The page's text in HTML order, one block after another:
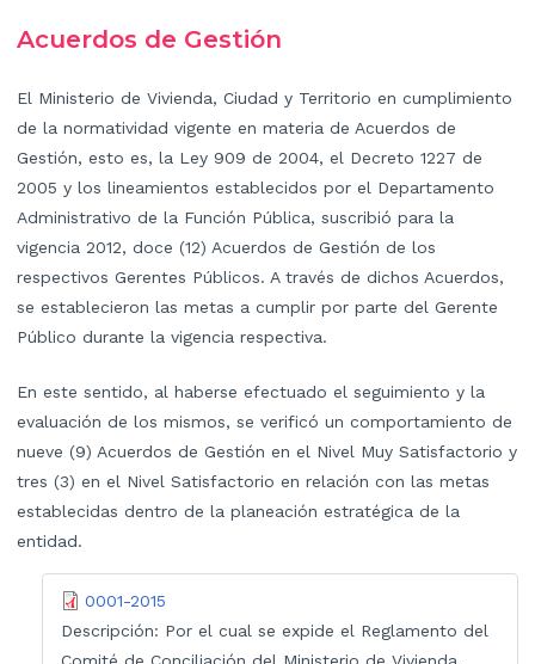
Acuerdos de Gestión
El Ministerio de Vivienda, Ciudad y Territorio en cumplimiento
de la normatividad vigente en materia de Acuerdos de
Gestión, esto es, la Ley 909 de 2004, el Decreto 1227 de
2005 y los lineamientos establecidos por el Departamento
Administrativo de la Función Pública, suscribió para la
vigencia 2012, doce (12) Acuerdos de Gestión de los
respectivos Gerentes Públicos. A través de dichos Acuerdos,
se establecieron las metas a cumplir por parte del Gerente
Público durante la vigencia respectiva.
En este sentido, al haberse efectuado el seguimiento y la
evaluación de los mismos, se verificó un comportamiento de
nueve (9) Acuerdos de Gestión en el Nivel Muy Satisfactorio y
tres (3) en el Nivel Satisfactorio en relación con las metas
establecidas dentro de la planeación estratégica de la
entidad.
0001-2015
Descripción: Por el cual se expide el Reglamento del